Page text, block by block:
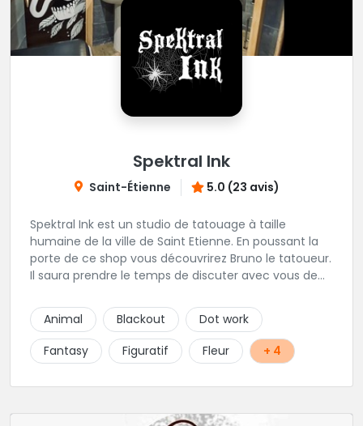
Spektral Ink
Saint-Étienne 5.0 (23 avis)
Spektral Ink est un studio de tatouage à taille
humaine de la ville de Saint Etienne. En poussant la
porte de ce shop vous découvrirez Bruno le tatoueur.
Il saura prendre le temps de discuter avec vous de
un message ou à l'appeler.
Animal Blackout
Dot work
Fantasy
Figuratif Fleur + 4